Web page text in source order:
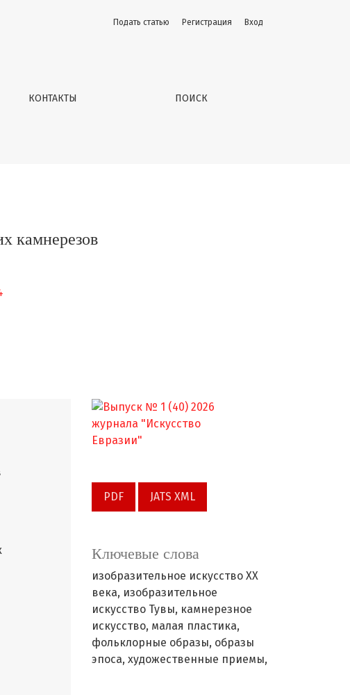
КОНТАКТЫ ПОИСК
Подать статью Регистрация Вход
камнерезов
PDF JATS XML
Ключевые слова
изобразительное искусство XX
века, изобразительное
искусство Тувы, камнерезное
искусство, малая пластика,
фольклорные образы, образы
эпоса, художественные приемы,